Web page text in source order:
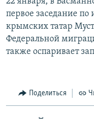
первое заседание по
крымских татар
Федеральной
также оспаривает
Поделиться